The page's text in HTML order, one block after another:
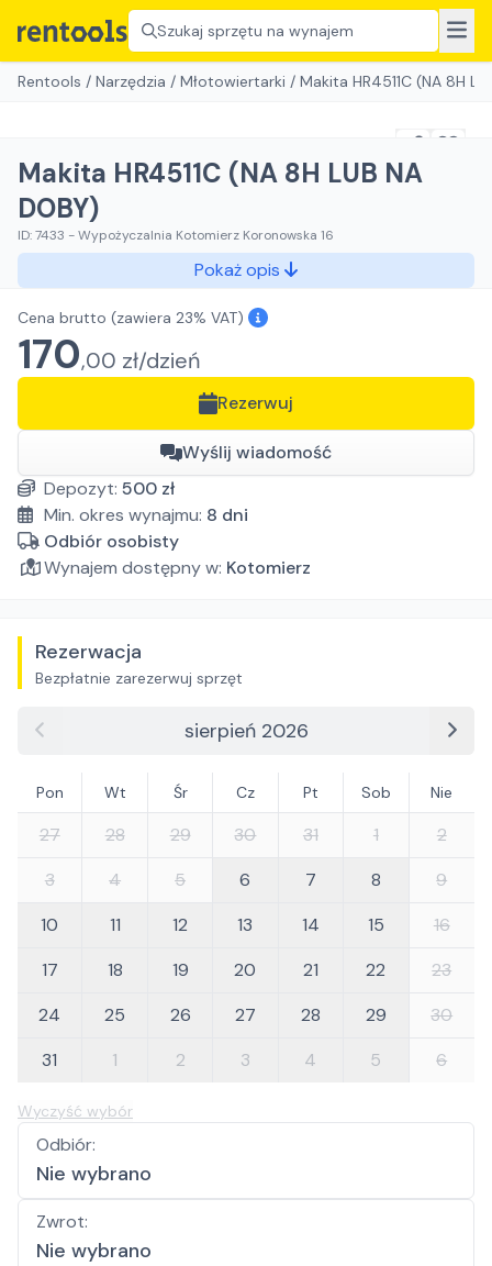
Szukaj sprzętu na wynajem
Rentools / Narzędzia / Młotowiertarki / Makita HR4511C (NA 8H
Makita HR4511C (NA 8H LUB NA
DOBY)
ID:7433 -Wypożyczalnia Kotomierz Koronowska 16
Pokaż opis
Cena brutto (zawiera 23% VAT)
170,00 zł/dzień
Rezerwuj
Wyślij wiadomość
Depozyt: 500 zł
Min. okres wynajmu: 8 dni
Odbiór osobisty
Wynajem dostępny w: Kotomierz
Rezerwacja
Bezpłatnie zarezerwuj sprzęt
sierpień 2026
Pon Wt Śr Cz Pt Sob Nie
27 28 29 30 31 1
2
3
4 5 6 7 8
9
10
11 12 13 14 15
16
17
18 19 20 21 22
23
24
25 26 27 28 29
30
31
1 2 3 4 5 6
Wyczyść wybór
Odbiór:
Nie wybrano
Zwrot:
Nie wybrano